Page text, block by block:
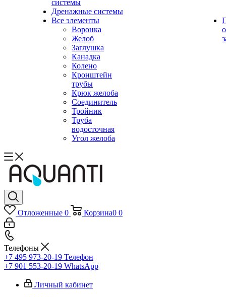
системы
Дренажные системы
Все элементы
Воронка
Желоб
Заглушка
Канадка
Колено
Кронштейн
трубы
Крюк желоба
Соединитель
Тройник
Труба
водосточная
Угол желоба
Отложенные 0 Корзина0 0
Телефоны
+7 495 973-20-19 Телефон
+7 901 553-20-19 WhatsApp
Личный кабинет